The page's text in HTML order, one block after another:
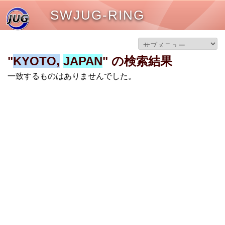
SWJUG-RING
"KYOTO, JAPAN" の検索結果
一致するものはありませんでした。